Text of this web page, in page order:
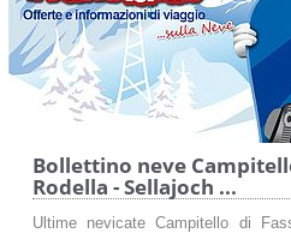
Bollettino neve
Rodella - Sellajoch ...
Ultime nevicate Campitello di